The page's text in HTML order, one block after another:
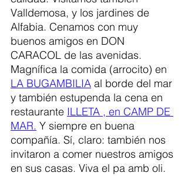
Valldemosa, y los jardines de
Alfabia. Cenamos con muy
buenos amigos en DON
CARACOL de las avenidas.
Magnífica la comida (arrocito) en
LA BUGAMBILIA al borde del mar
y también estupenda la cena en
restaurante ILLETA , en CAMP DE
MAR. Y siempre en buena
compañía. Sí, claro: también nos
invitaron a comer nuestros amigos
en sus casas. Viva el pa amb oli.